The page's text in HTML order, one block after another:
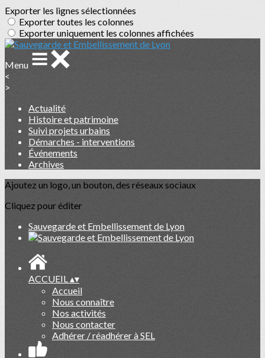
Exporter les lignes sélectionnées
Exporter toutes les colonnes
Exporter uniquement les colonnes affichées
Menu
<
>
Actualité
Histoire et patrimoine
Suivi projets urbains
Démarches - interventions
Événements
Archives
Ajoutez un logo, un bouton, des réseaux sociaux
Cliquez pour éditer
Sauvegarde et Embellissement de Lyon
ACCUEIL▴▾
Accueil
Nous connaître
Nos activités
Nous contacter
Adhérer / réadhérer à SEL